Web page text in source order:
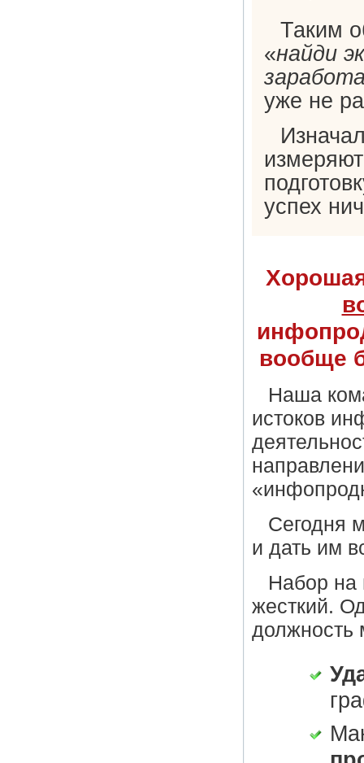
Таким
«найди
уже не
успех
вообще
Наша
истоков
Сегодня
и дать им
Набор на
жесткий.
должность